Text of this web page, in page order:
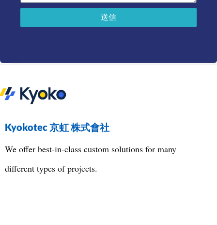
送信
Kyokotec 京虹 株式會社
We offer best-in-class custom solutions for many
different types of projects.